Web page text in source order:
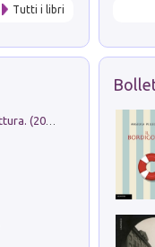
Tutti i libri
Dromos. Libro periodico di architettura. (2026). Vol. 15: Post-model